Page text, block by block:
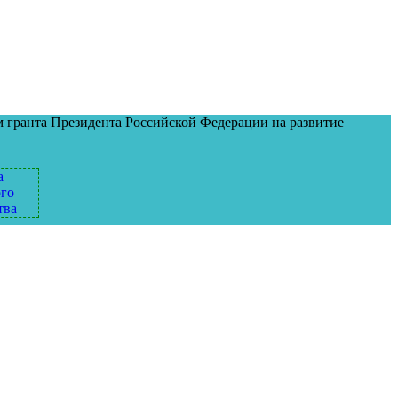
Президента Российской Федерации на развитие